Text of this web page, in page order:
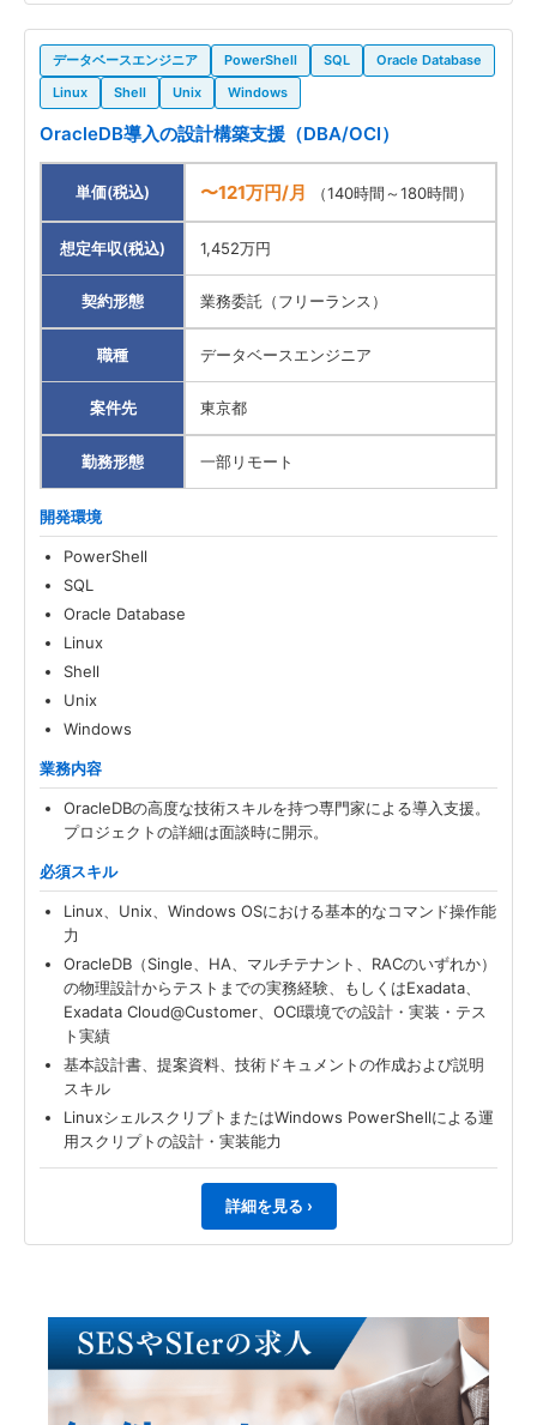
データベースエンジニア PowerShell SQL
Oracle Database
Linux
Shell Unix Windows
OracleDB導入の設計構築支援（DBA/OCI）
単価(税込) 〜121万円/月 （140時間～180時間）
想定年収(税込) 1,452万円
契約形態 業務委託（フリーランス）
職種 データベースエンジニア
案件先 東京都
勤務形態 一部リモート
開発環境
PowerShell
SQL
Oracle Database
Linux
Shell
Unix
Windows
業務内容
OracleDBの高度な技術スキルを持つ専門家による導入支援。
プロジェクトの詳細は面談時に開示。
必須スキル
Linux、Unix、Windows OSにおける基本的なコマンド操作能
力
OracleDB（Single、HA、マルチテナント、RACのいずれか）
の物理設計からテストまでの実務経験、もしくはExadata、
Exadata Cloud@Customer、OCI環境での設計・実装・テス
ト実績
基本設計書、提案資料、技術ドキュメントの作成および説明
スキル
LinuxシェルスクリプトまたはWindows PowerShellによる運
用スクリプトの設計・実装能力
詳細を見る ›